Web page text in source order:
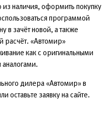
из наличия, оформить покупку
программой
зачёт новой, а также
расчёт. «Автомир»
как с оригинальными
аналогами.
дилера «Автомир» в
оставьте заявку на сайте.